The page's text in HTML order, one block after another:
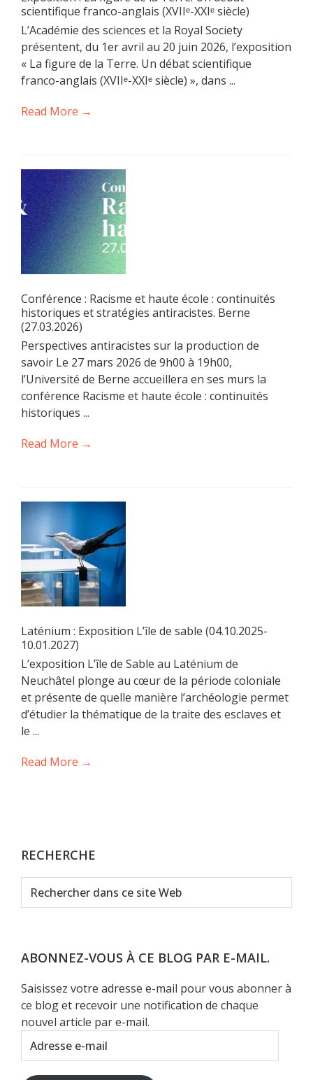
scientifique franco-anglais (XVIIᵉ-XXIᵉ siècle)
L’Académie des sciences et la Royal Society
présentent, du 1er avril au 20 juin 2026, l’exposition
« La figure de la Terre. Un débat scientifique
franco-anglais (XVIIᵉ-XXIᵉ siècle) », dans ...
Read More →
Conférence : Racisme et haute école : continuités
historiques et stratégies antiracistes. Berne
(27.03.2026)
Perspectives antiracistes sur la production de
savoir Le 27 mars 2026 de 9h00 à 19h00,
l’Université de Berne accueillera en ses murs la
conférence Racisme et haute école : continuités
historiques ...
Read More →
Laténium : Exposition L’île de sable (04.10.2025-
10.01.2027)
L’exposition L’île de Sable au Laténium de
Neuchâtel plonge au cœur de la période coloniale
et présente de quelle manière l’archéologie permet
d’étudier la thématique de la traite des esclaves et
le ...
Read More →
RECHERCHE
Rechercher
dans
Web
ABONNEZ-VOUS À CE BLOG PAR E-MAIL.
Saisissez votre adresse e-mail pour vous abonner à
ce blog et recevoir une notification de chaque
nouvel article par e-mail.
Adresse
e-
mail